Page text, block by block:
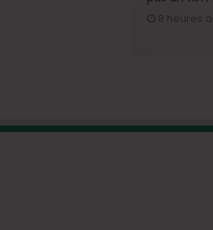
8 heures